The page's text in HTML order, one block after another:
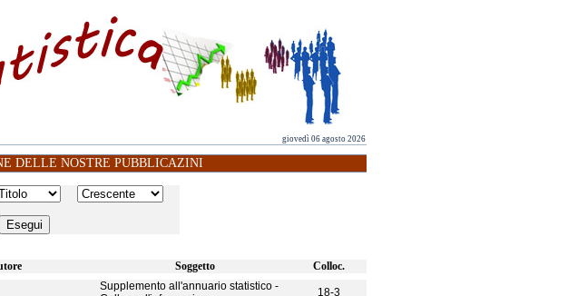
giovedì 06 agosto 2026
DELLE NOSTRE PUBBLICAZINI
Soggetto
Colloc.
Supplemento all'annuario statistico -
18-3